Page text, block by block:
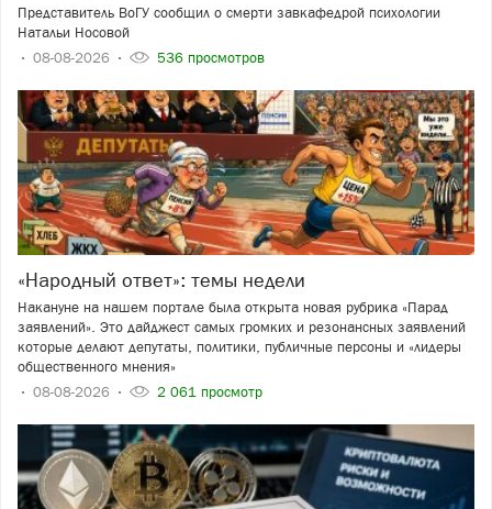
Представитель ВоГУ сообщил о смерти завкафедрой психологии
Натальи Носовой
08-08-2026
536 просмотров
«Народный ответ»: темы недели
Накануне на нашем портале была открыта новая рубрика «Парад
заявлений». Это дайджест самых громких и резонансных заявлений
которые делают депутаты, политики, публичные персоны и «лидеры
общественного мнения»
08-08-2026
2 061 просмотр